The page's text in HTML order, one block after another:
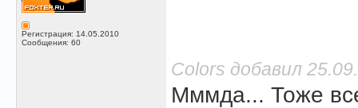
Регистрация: 14.05.2010
Сообщения: 60
Colors добавил
Мммда... Тоже